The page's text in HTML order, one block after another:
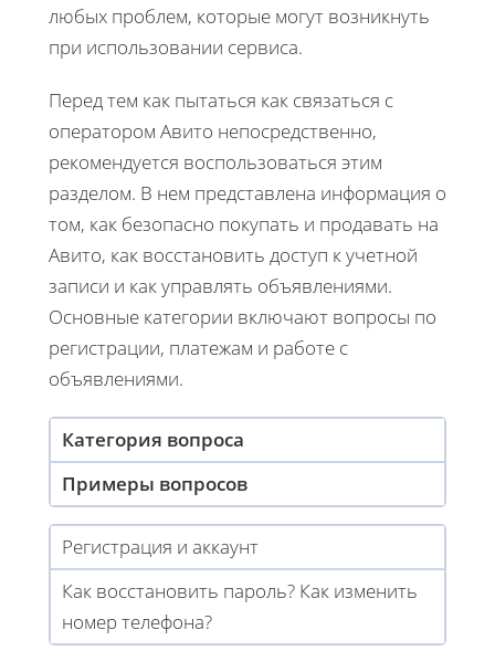
любых проблем, которые могут возникнуть
при использовании сервиса.
Перед тем как пытаться как связаться с
оператором Авито непосредственно,
рекомендуется воспользоваться этим
разделом. В нем представлена информация о
том, как безопасно покупать и продавать на
Авито, как восстановить доступ к учетной
записи и как управлять объявлениями.
Основные категории включают вопросы по
регистрации, платежам и работе с
объявлениями.
Категория вопроса
Примеры вопросов
Регистрация и аккаунт
Как восстановить пароль? Как изменить
номер телефона?